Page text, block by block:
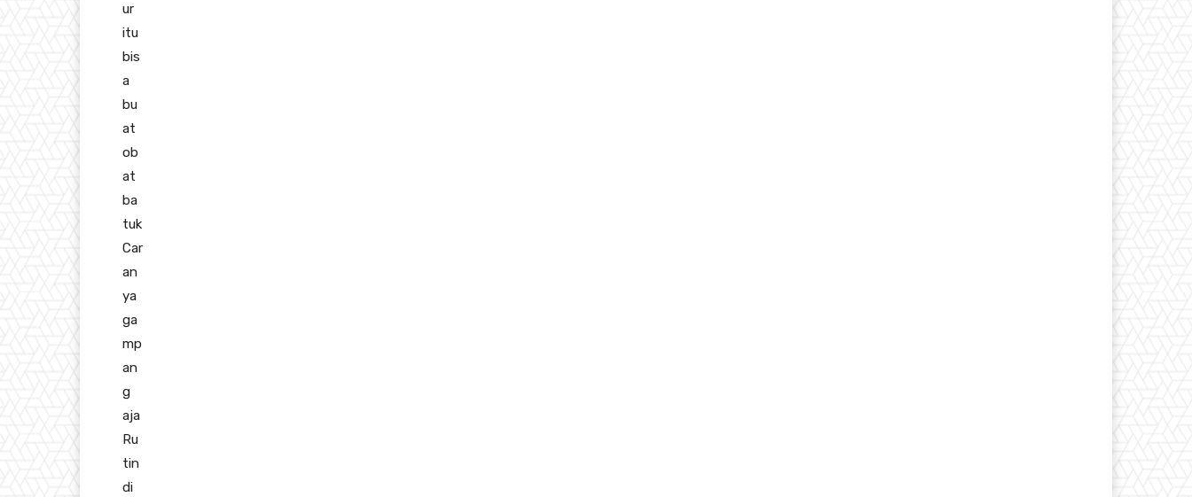
ur
itu
bis
a
bu
at
ob
at
ba
tuk
Car
an
ya
ga
mp
an
g
aja
Ru
tin
di